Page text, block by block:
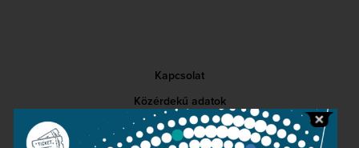
Kapcsolat
Közérdekű adatok
Sajtószoba